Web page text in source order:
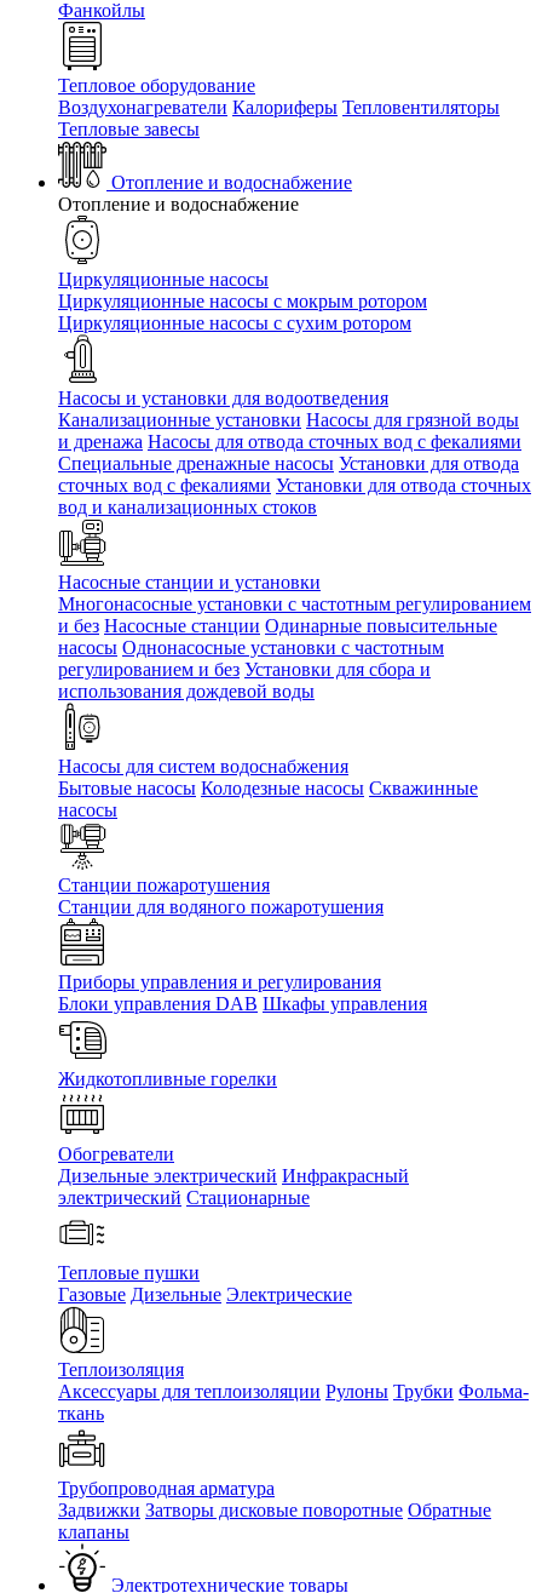
Фанкойлы
Тепловое оборудование
Воздухонагреватели Калориферы Тепловентиляторы
Тепловые завесы
Отопление и водоснабжение
Отопление и водоснабжение
Циркуляционные насосы
Циркуляционные насосы с мокрым ротором
Циркуляционные насосы с сухим ротором
Насосы и установки для водоотведения
Канализационные установки Насосы для грязной воды
и дренажа Насосы для отвода сточных вод c фекалиями
Специальные дренажные насосы Установки для отвода
сточных вод c фекалиями Установки для отвода сточных
вод и канализационных стоков
Насосные станции и установки
Многонасосные установки с частотным регулированием
и без Насосные станции Одинарные повысительные
насосы Однонасосные установки с частотным
регулированием и без Установки для сбора и
использования дождевой воды
Насосы для систем водоснабжения
Бытовые насосы Колодезные насосы Скважинные
насосы
Станции пожаротушения
Станции для водяного пожаротушения
Приборы управления и регулирования
Блоки управления DAB Шкафы управления
Жидкотопливные горелки
Обогреватели
Дизельные электрический Инфракрасный
электрический Стационарные
Тепловые пушки
Газовые Дизельные Электрические
Теплоизоляция
Аксессуары для теплоизоляции Рулоны Трубки Фольма-
ткань
Трубопроводная арматура
Задвижки Затворы дисковые поворотные Обратные
клапаны
Электротехнические товары